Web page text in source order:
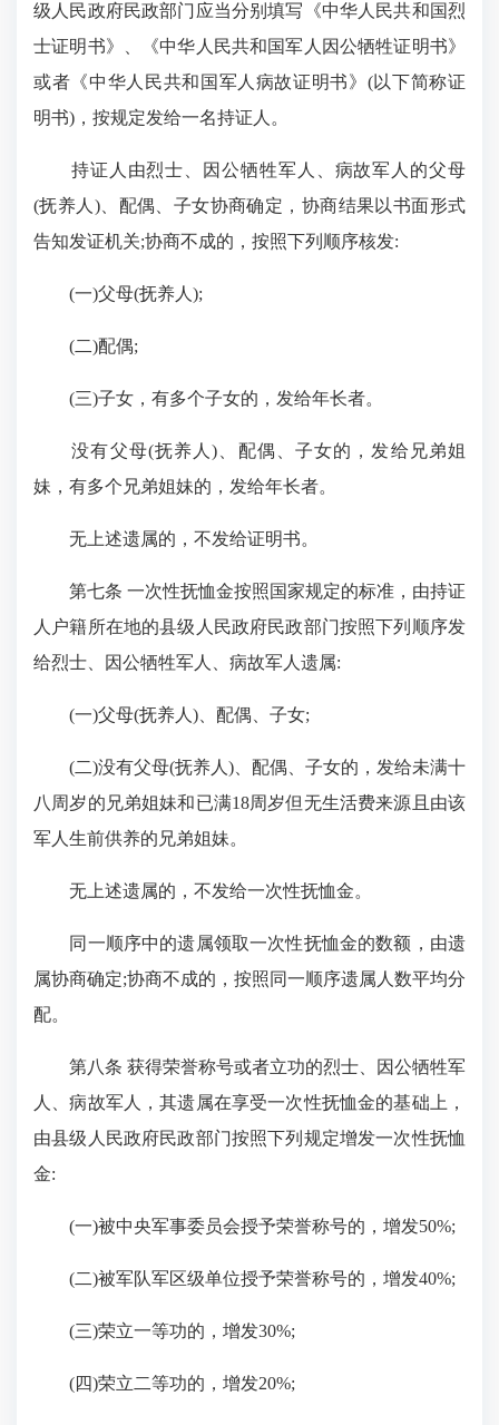
级人民政府民政部门应当分别填写《中华人民共和国烈
士证明书》、《中华人民共和国军人因公牺牲证明书》
或者《中华人民共和国军人病故证明书》(以下简称证
明书)，按规定发给一名持证人。
持证人由烈士、因公牺牲军人、病故军人的父母
(抚养人)、配偶、子女协商确定，协商结果以书面形式
告知发证机关;协商不成的，按照下列顺序核发:
(一)父母(抚养人);
(二)配偶;
(三)子女，有多个子女的，发给年长者。
没有父母(抚养人)、配偶、子女的，发给兄弟姐
妹，有多个兄弟姐妹的，发给年长者。
无上述遗属的，不发给证明书。
第七条 一次性抚恤金按照国家规定的标准，由持证
人户籍所在地的县级人民政府民政部门按照下列顺序发
给烈士、因公牺牲军人、病故军人遗属:
(一)父母(抚养人)、配偶、子女;
(二)没有父母(抚养人)、配偶、子女的，发给未满十
八周岁的兄弟姐妹和已满18周岁但无生活费来源且由该
军人生前供养的兄弟姐妹。
无上述遗属的，不发给一次性抚恤金。
同一顺序中的遗属领取一次性抚恤金的数额，由遗
属协商确定;协商不成的，按照同一顺序遗属人数平均分
配。
第八条 获得荣誉称号或者立功的烈士、因公牺牲军
人、病故军人，其遗属在享受一次性抚恤金的基础上，
由县级人民政府民政部门按照下列规定增发一次性抚恤
金:
(一)被中央军事委员会授予荣誉称号的，增发50%;
(二)被军队军区级单位授予荣誉称号的，增发40%;
(三)荣立一等功的，增发30%;
(四)荣立二等功的，增发20%;